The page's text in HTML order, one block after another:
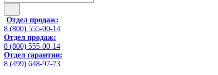
Отдел продаж:
8 (800) 555-00-14
Отдел продаж:
8 (800) 555-00-14
Отдел гарантии:
8 (499) 648-97-73